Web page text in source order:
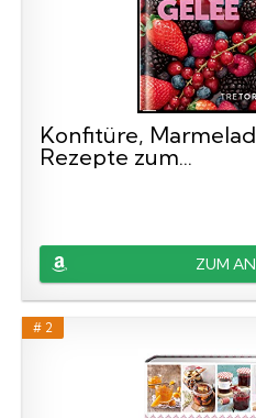
Konfitüre,
Rezepte zum...
ZUM
# 2